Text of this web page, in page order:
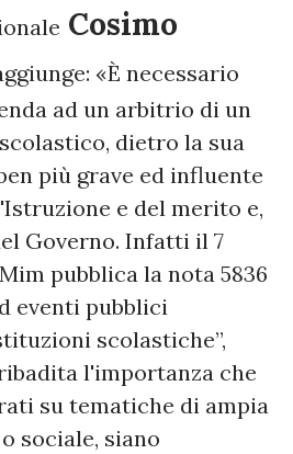
Cosimo
«È necessario
ad un arbitrio di un
dietro la sua
più grave ed influente
e del merito e,
Governo. Infatti il 7
pubblica la nota 5836
eventi pubblici
scolastiche”,
l'importanza che
su tematiche di ampia
sociale, siano